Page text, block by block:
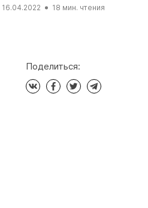
16.04.2022 18 мин. чтения
Поделиться: